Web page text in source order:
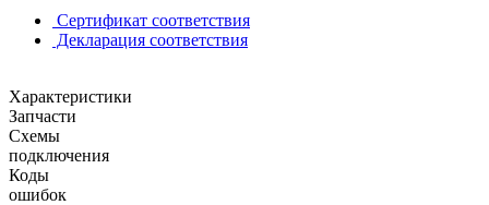
Сертификат соответствия
Декларация соответствия
Характеристики
Запчасти
Схемы
подключения
Коды
ошибок